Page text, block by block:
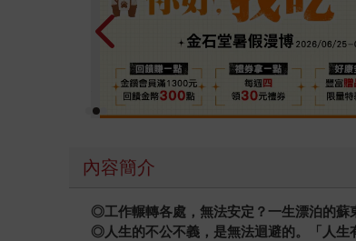
內容簡介
◎工作輾轉各處，無法安定？一生漂泊的蘇
◎人生的不公不義，是無法迴避的。「人生